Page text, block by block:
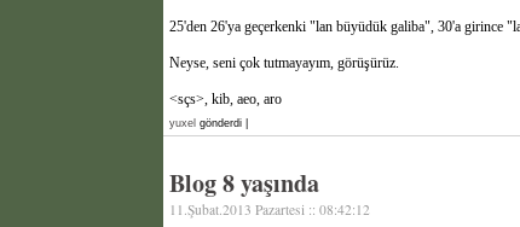
25'den 26'ya geçerkenki "lan büyüdük galiba", 30'a girince
Neyse, seni çok tutmayayım, görüşürüz.
<sçs>, kib, aeo, aro
yuxel gönderdi |
Blog 8 yaşında
11.Şubat.2013 Pazartesi :: 08:42:12